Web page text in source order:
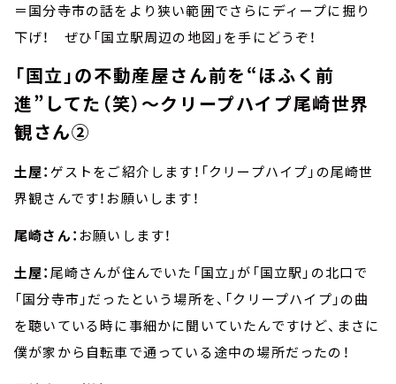
＝国分寺市の話をより狭い範囲でさらにディープに掘り
下げ！ ぜひ「国立駅周辺の地図」を手にどうぞ！
「国立」の不動産屋さん前を“ほふく前
進”してた（笑）～クリープハイプ尾崎世界
観さん②
土屋：ゲストをご紹介します！「クリープハイプ」の尾崎世
界観さんです！お願いします！
尾崎さん： お願いします！
土屋：尾崎さんが住んでいた「国立」が「国立駅」の北口で
「国分寺市」だったという場所を、「クリープハイプ」の曲
を聴いている時に事細かに聞いていたんですけど、まさに
僕が家から自転車で通っている途中の場所だったの！